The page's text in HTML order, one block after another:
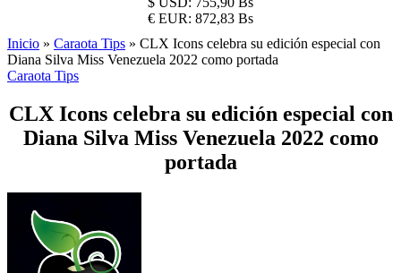
€ EUR: 872,83 Bs
Inicio » Caraota Tips » CLX Icons celebra su edición especial con
Diana Silva Miss Venezuela 2022 como portada
Caraota Tips
CLX Icons celebra su edición especial con
Diana Silva Miss Venezuela 2022 como
portada